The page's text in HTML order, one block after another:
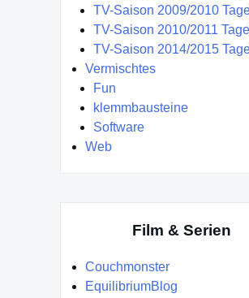
TV-Saison 2009/2010
TV-Saison 2010/2011
TV-Saison 2014/2015
Vermischtes
Fun
klemmbausteine
Software
Web
Film & Serien
Couchmonster
EquilibriumBlog